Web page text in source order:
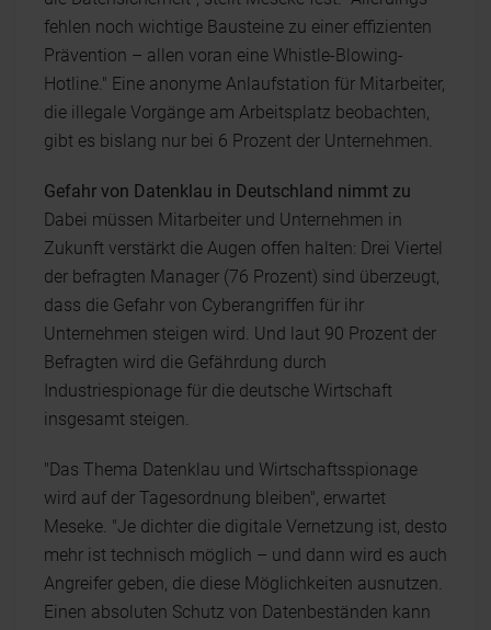
fehlen noch wichtige Bausteine zu einer effizienten
Prävention – allen voran eine Whistle-Blowing-
Hotline." Eine anonyme Anlaufstation für Mitarbeiter,
die illegale Vorgänge am Arbeitsplatz beobachten,
gibt es bislang nur bei 6 Prozent der Unternehmen.
Gefahr von Datenklau in Deutschland nimmt zu
Dabei müssen Mitarbeiter und Unternehmen in
Zukunft verstärkt die Augen offen halten: Drei Viertel
der befragten Manager (76 Prozent) sind überzeugt,
dass die Gefahr von Cyberangriffen für ihr
Unternehmen steigen wird. Und laut 90 Prozent der
Befragten wird die Gefährdung durch
Industriespionage für die deutsche Wirtschaft
insgesamt steigen.
"Das Thema Datenklau und Wirtschaftsspionage
wird auf der Tagesordnung bleiben", erwartet
Meseke. "Je dichter die digitale Vernetzung ist, desto
mehr ist technisch möglich – und dann wird es auch
Angreifer geben, die diese Möglichkeiten ausnutzen.
Einen absoluten Schutz von Datenbeständen kann